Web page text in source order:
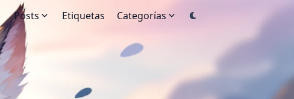
Posts Etiquetas Categorías